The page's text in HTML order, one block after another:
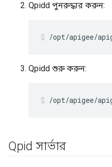
Qpidd পুনরুদ্ধার করুন:
/opt/apigee/
Qpidd শুরু করুন:
/opt/apigee/
Qpid সার্ভার